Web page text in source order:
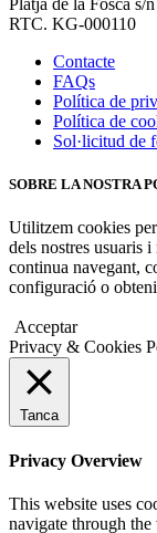
Platja de la Fosca s/
RTC. KG-000110
Contacte
FAQs
Política de
Política de
Sol·licitud de
SOBRE LA NOSTRA
Utilitzem cookies
dels nostres usuaris
continua navegant,
configuració o
Acceptar
Privacy & Cookies
Tanca
Privacy Overview
This website uses
navigate through